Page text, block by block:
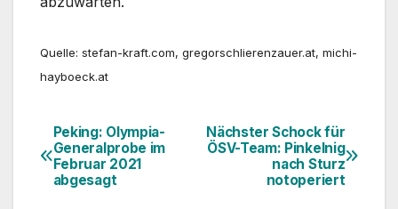
Quelle: stefan-kraft.com, gregorschlierenzauer.at, michi-
hayboeck.at
Beitragsnavigation
Nächster Schock für
ÖSV-Team: Pinkelnig
nach Sturz
notoperiert
Peking: Olympia-
Generalprobe im
Februar 2021
abgesagt